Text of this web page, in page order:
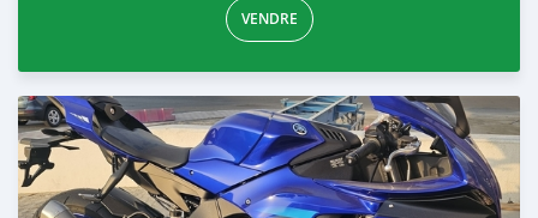
VENDRE